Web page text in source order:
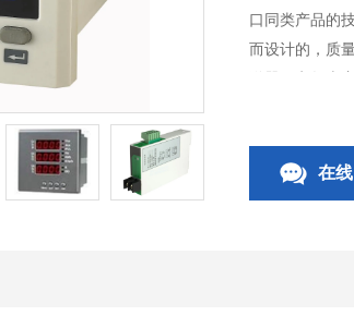
口同类产品的
而设计的，质
送器、电气火
在